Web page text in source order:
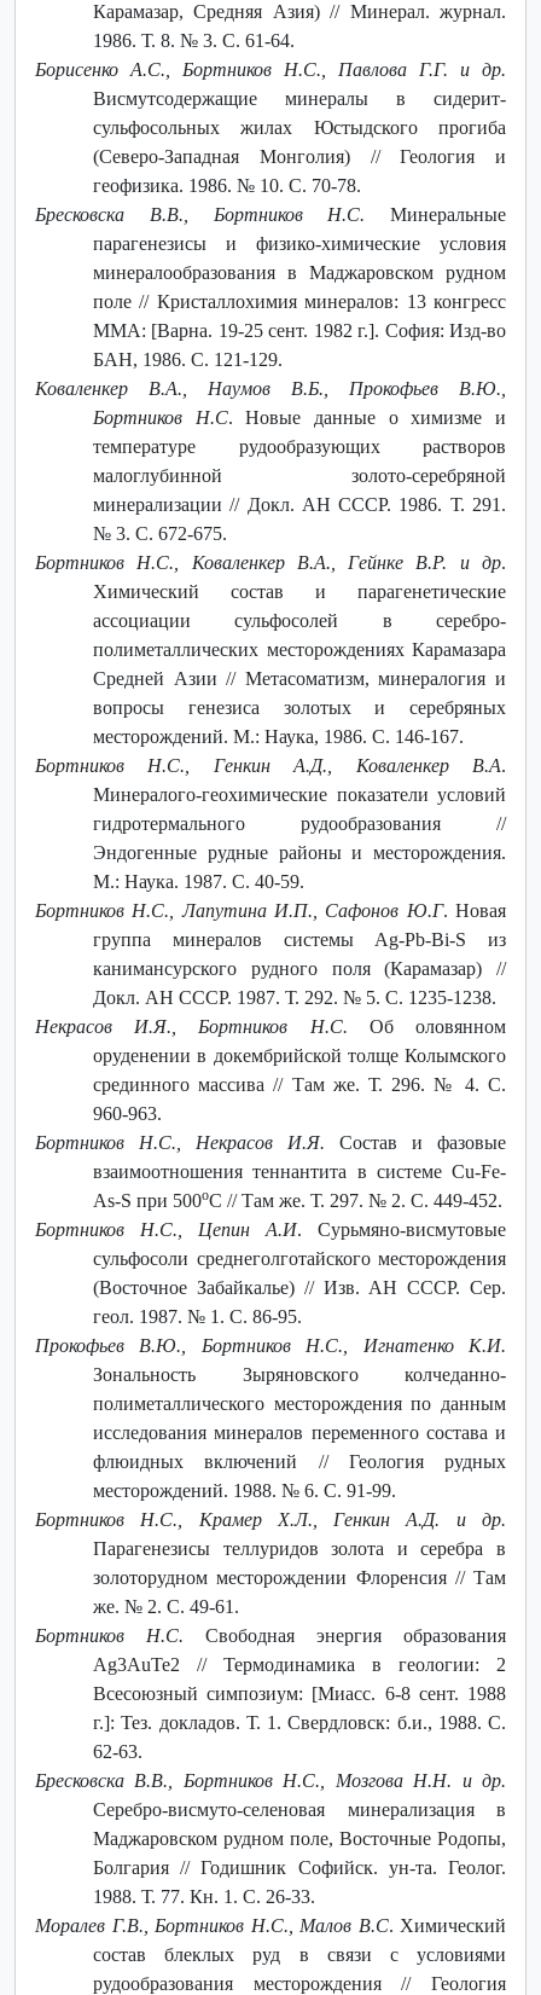
Карамазар, Средняя Азия) // Минерал. журнал.
1986. Т. 8. № 3. С. 61-64.
Борисенко А.С., Бортников Н.С., Павлова Г.Г. и др.
Висмутсодержащие минералы в сидерит-
сульфосольных жилах Юстыдского прогиба
(Северо-Западная Монголия) // Геология и
геофизика. 1986. № 10. С. 70-78.
Бресковска В.В., Бортников Н.С. Минеральные
парагенезисы и физико-химические условия
минералообразования в Маджаровском рудном
поле // Кристаллохимия минералов: 13 конгресс
ММА: [Варна. 19-25 сент. 1982 г.]. София: Изд-во
БАН, 1986. С. 121-129.
Коваленкер В.А., Наумов В.Б., Прокофьев В.Ю.,
Бортников Н.С. Новые данные о химизме и
температуре рудообразующих растворов
малоглубинной золото-серебряной
минерализации // Докл. АН СССР. 1986. Т. 291.
№ 3. С. 672-675.
Бортников Н.С., Коваленкер В.А., Гейнке В.Р. и др.
Химический состав и парагенетические
ассоциации сульфосолей в серебро-
полиметаллических месторождениях Карамазара
Средней Азии // Метасоматизм, минералогия и
вопросы генезиса золотых и серебряных
месторождений. М.: Наука, 1986. С. 146-167.
Бортников Н.С., Генкин А.Д., Коваленкер В.А.
Минералого-геохимические показатели условий
гидротермального рудообразования //
Эндогенные рудные районы и месторождения.
М.: Наука. 1987. С. 40-59.
Бортников Н.С., Лапутина И.П., Сафонов Ю.Г. Новая
группа минералов системы Ag-Pb-Bi-S из
канимансурского рудного поля (Карамазар) //
Докл. АН СССР. 1987. Т. 292. № 5. С. 1235-1238.
Некрасов И.Я., Бортников Н.С. Об оловянном
оруденении в докембрийской толще Колымского
срединного массива // Там же. Т. 296. № 4. С.
960-963.
Бортников Н.С., Некрасов И.Я. Состав и фазовые
взаимоотношения теннантита в системе Cu-Fe-
As-S при 500оС // Там же. Т. 297. № 2. С. 449-452.
Бортников Н.С., Цепин А.И. Сурьмяно-висмутовые
сульфосоли среднеголготайского месторождения
(Восточное Забайкалье) // Изв. АН СССР. Сер.
геол. 1987. № 1. С. 86-95.
Прокофьев В.Ю., Бортников Н.С., Игнатенко К.И.
Зональность Зыряновского колчеданно-
полиметаллического месторождения по данным
исследования минералов переменного состава и
флюидных включений // Геология рудных
месторождений. 1988. № 6. С. 91-99.
Бортников Н.С., Крамер Х.Л., Генкин А.Д. и др.
Парагенезисы теллуридов золота и серебра в
золоторудном месторождении Флоренсия // Там
же. № 2. С. 49-61.
Бортников Н.С. Свободная энергия образования
Ag3AuTe2 // Термодинамика в геологии: 2
Всесоюзный симпозиум: [Миасс. 6-8 сент. 1988
г.]: Тез. докладов. Т. 1. Свердловск: б.и., 1988. С.
62-63.
Бресковска В.В., Бортников Н.С., Мозгова Н.Н. и др.
Серебро-висмуто-селеновая минерализация в
Маджаровском рудном поле, Восточные Родопы,
Болгария // Годишник Софийск. ун-та. Геолог.
1988. Т. 77. Кн. 1. С. 26-33.
Моралев Г.В., Бортников Н.С., Малов В.С. Химический
состав блеклых руд в связи с условиями
рудообразования месторождения // Геология